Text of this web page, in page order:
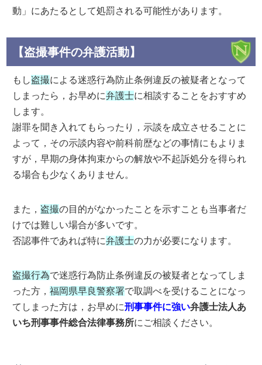
動」にあたるとして処罰される可能性があります。
【盗撮事件の弁護活動】
もし盗撮による迷惑行為防止条例違反の被疑者となって
しまったら，お早めに弁護士に相談することをおすすめ
します。
謝罪を聞き入れてもらったり，示談を成立させることに
よって，その示談内容や前科前歴などの事情にもよりま
すが，早期の身体拘束からの解放や不起訴処分を得られ
る場合も少なくありません。
また， 盗撮の目的がなかったことを示すことも当事者だ
けでは難しい場合が多いです。
否認事件であれば特に弁護士の力が必要になります。
盗撮行為で迷惑行為防止条例違反の被疑者となってしま
った方，福岡県早良警察署で取調べを受けることになっ
てしまった方は，お早めに刑事事件に強い弁護士法人あ
いち刑事事件総合法律事務所にご相談ください。